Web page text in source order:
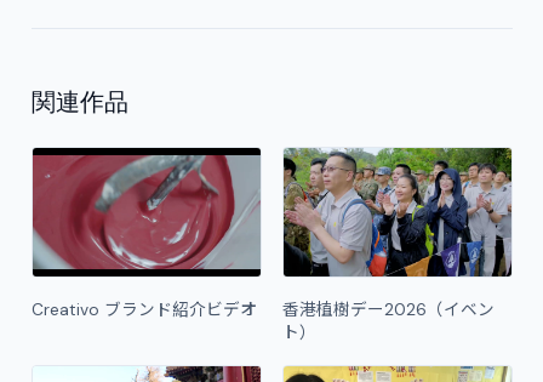
関連作品
Creativo ブランド紹介ビデオ
香港植樹デー2026（イベン
ト）